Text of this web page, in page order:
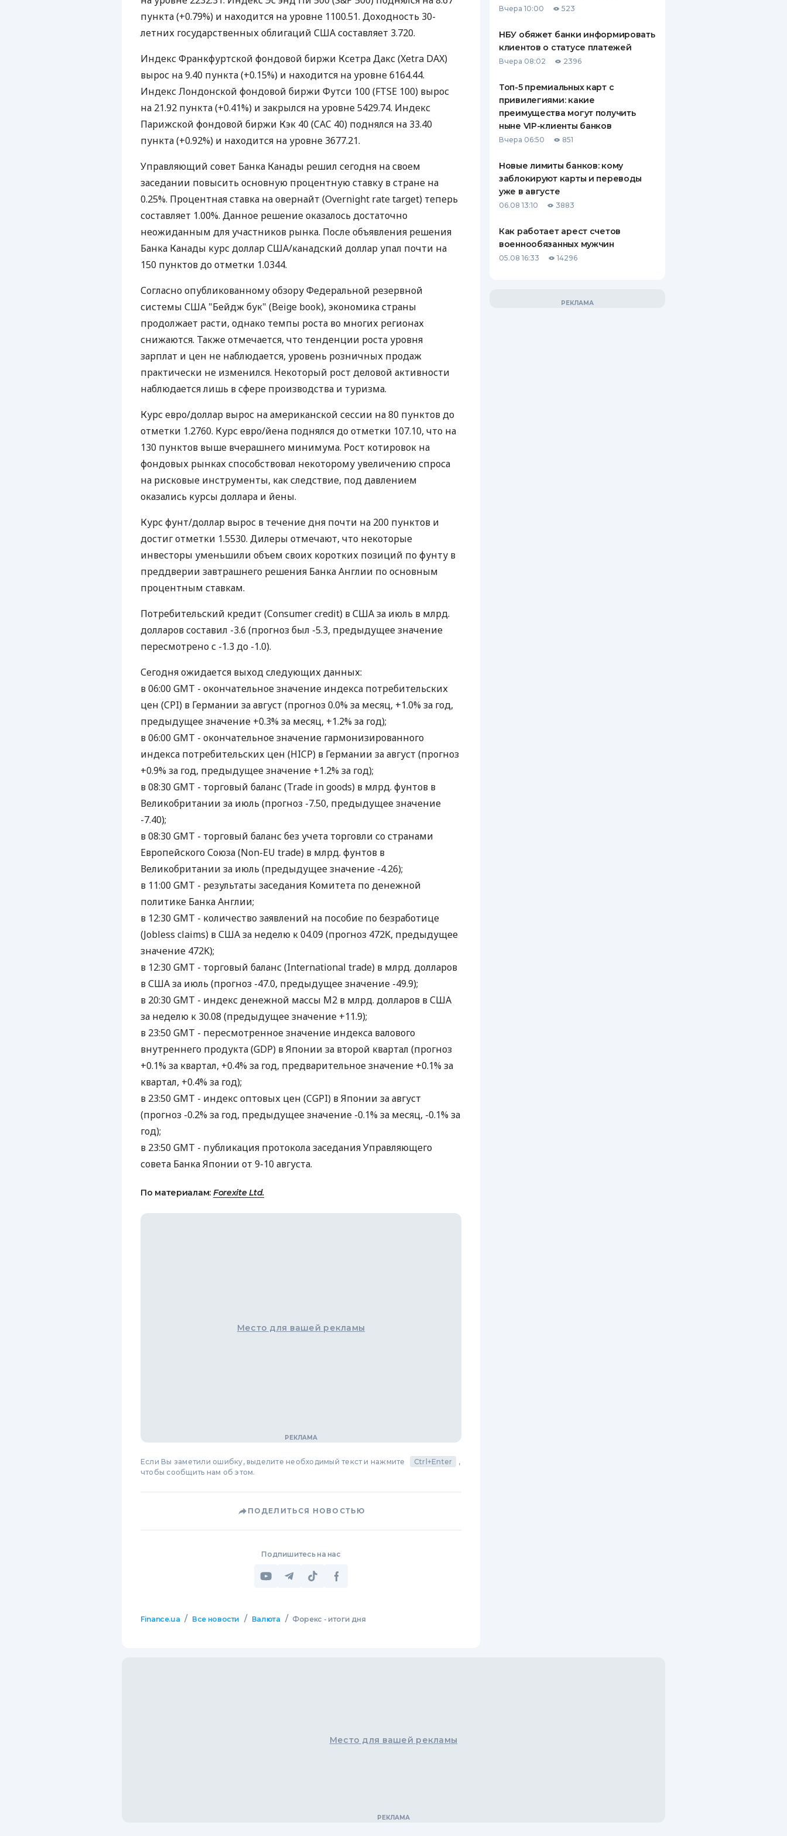
ЕЖЕМЕСЯЧНЫЙ ОБЗОР
КЕШБЭКА
БАНКОВСКИМ КАРТАМ
СТРАХОВАНИЮ
ВСЕ СТРАХОВЫЕ ПОЛИСЫ
ОТЗЫВЫ О СТРАХОВЫХ
КОМПАНИЯХ
пункта (+0.79%) и находится на уровне 1100.51. Доходность 30-
летних государственных облигаций США составляет 3.720.
Индекс Франкфуртской фондовой биржи Ксетра Дакс (Xetra DAX)
вырос на 9.40 пункта (+0.15%) и находится на уровне 6164.44.
Индекс Лондонской фондовой биржи Футси 100 (FTSE 100) вырос
на 21.92 пункта (+0.41%) и закрылся на уровне 5429.74. Индекс
Парижской фондовой биржи Кэк 40 (CAC 40) поднялся на 33.40
пункта (+0.92%) и находится на уровне 3677.21.
Управляющий совет Банка Канады решил сегодня на своем
заседании повысить основную процентную ставку в стране на
0.25%. Процентная ставка на овернайт (Overnight rate target) теперь
составляет 1.00%. Данное решение оказалось достаточно
неожиданным для участников рынка. После объявления решения
Банка Канады курс доллар США/канадский доллар упал почти на
150 пунктов до отметки 1.0344.
Согласно опубликованному обзору Федеральной резервной
системы США "Бейдж бук" (Beige book), экономика страны
продолжает расти, однако темпы роста во многих регионах
снижаются. Также отмечается, что тенденции роста уровня
зарплат и цен не наблюдается, уровень розничных продаж
практически не изменился. Некоторый рост деловой активности
наблюдается лишь в сфере производства и туризма.
Курс евро/доллар вырос на американской сессии на 80 пунктов до
отметки 1.2760. Курс евро/йена поднялся до отметки 107.10, что на
130 пунктов выше вчерашнего минимума. Рост котировок на
фондовых рынках способствовал некоторому увеличению спроса
на рисковые инструменты, как следствие, под давлением
оказались курсы доллара и йены.
Курс фунт/доллар вырос в течение дня почти на 200 пунктов и
достиг отметки 1.5530. Дилеры отмечают, что некоторые
инвесторы уменьшили объем своих коротких позиций по фунту в
преддверии завтрашнего решения Банка Англии по основным
процентным ставкам.
Потребительский кредит (Consumer credit) в США за июль в млрд.
долларов составил -3.6 (прогноз был -5.3, предыдущее значение
пересмотрено с -1.3 до -1.0).
Сегодня ожидается выход следующих данных:
в 06:00 GMT - окончательное значение индекса потребительских
цен (CPI) в Германии за август (прогноз 0.0% за месяц, +1.0% за год,
предыдущее значение +0.3% за месяц, +1.2% за год);
в 06:00 GMT - окончательное значение гармонизированного
индекса потребительских цен (HICP) в Германии за август (прогноз
+0.9% за год, предыдущее значение +1.2% за год);
в 08:30 GMT - торговый баланс (Trade in goods) в млрд. фунтов в
Великобритании за июль (прогноз -7.50, предыдущее значение
-7.40);
в 08:30 GMT - торговый баланс без учета торговли со странами
Европейского Союза (Non-EU trade) в млрд. фунтов в
Великобритании за июль (предыдущее значение -4.26);
в 11:00 GMT - результаты заседания Комитета по денежной
политике Банка Англии;
в 12:30 GMT - количество заявлений на пособие по безработице
(Jobless claims) в США за неделю к 04.09 (прогноз 472K, предыдущее
значение 472K);
в 12:30 GMT - торговый баланс (International trade) в млрд. долларов
в США за июль (прогноз -47.0, предыдущее значение -49.9);
в 20:30 GMT - индекс денежной массы М2 в млрд. долларов в США
за неделю к 30.08 (предыдущее значение +11.9);
в 23:50 GMT - пересмотренное значение индекса валового
внутреннего продукта (GDP) в Японии за второй квартал (прогноз
+0.1% за квартал, +0.4% за год, предварительное значение +0.1% за
квартал, +0.4% за год);
в 23:50 GMT - индекс оптовых цен (CGPI) в Японии за август
(прогноз -0.2% за год, предыдущее значение -0.1% за месяц, -0.1% за
год);
в 23:50 GMT - публикация протокола заседания Управляющего
совета Банка Японии от 9-10 августа.
По материалам: Forexite Ltd.
Место для вашей рекламы
Если Вы заметили ошибку, выделите необходимый текст и нажмите Ctrl+Enter
,
чтобы сообщить нам об этом.
ПОДЕЛИТЬСЯ НОВОСТЬЮ
Подпишитесь на нас
Finance.ua / Все новости / Валюта / Форекс - итоги дня
Вчера 10:00 523
НБУ обяжет банки информировать
клиентов о статусе платежей
Вчера 08:02 2396
Топ-5 премиальных карт с
привилегиями: какие
преимущества могут получить
ныне VIP-клиенты банков
Вчера 06:50 851
Новые лимиты банков: кому
заблокируют карты и переводы
уже в августе
06.08 13:10 3883
Как работает арест счетов
военнообязанных мужчин
05.08 16:33 14296
Место для вашей рекламы